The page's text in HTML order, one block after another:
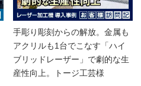
手彫り彫刻からの解放。金属も
アクリルも1台でこなす「ハイ
ブリッドレーザー」で劇的な生
産性向上。トージ工芸様